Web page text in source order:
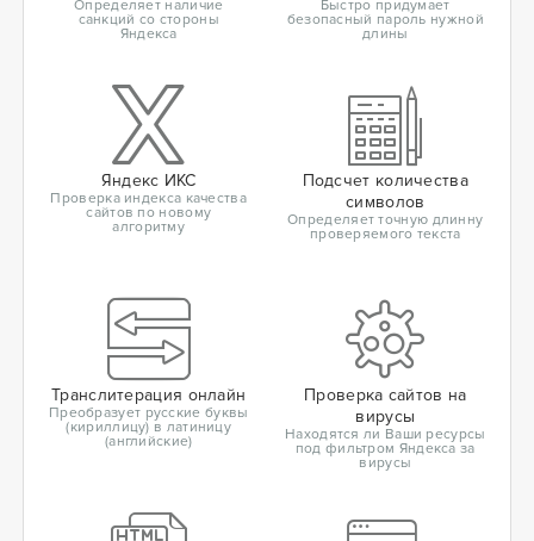
Определяет наличие
санкций со стороны
Яндекса
Быстро придумает
безопасный пароль нужной
длины
Яндекс ИКС
Проверка индекса качества
сайтов по новому
алгоритму
Подсчет количества
символов
Определяет точную длинну
проверяемого текста
Транслитерация онлайн
Преобразует русские буквы
(кириллицу) в латиницу
(английские)
Проверка сайтов на
вирусы
Находятся ли Ваши ресурсы
под фильтром Яндекса за
вирусы